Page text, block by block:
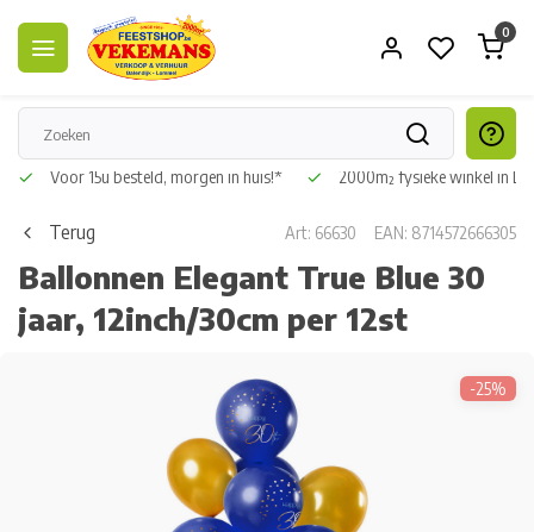
0
Voor 15u besteld, morgen in huis!* 2000m² fysieke winkel in
Terug Art: 66630 EAN: 8714572666305
Ballonnen Elegant True Blue 30
jaar, 12inch/30cm per 12st
-25%